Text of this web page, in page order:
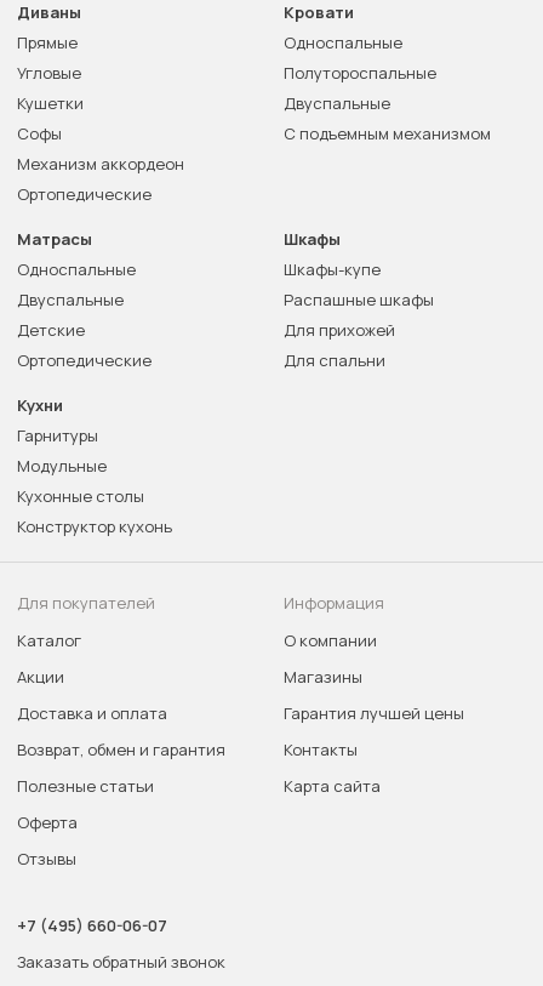
Диваны
Прямые
Угловые
Кушетки
Софы
Механизм аккордеон
Ортопедические
Кровати
Односпальные
Полутороспальные
Двуспальные
С подъемным механизмом
Матрасы
Односпальные
Двуспальные
Детские
Ортопедические
Шкафы
Шкафы-купе
Распашные шкафы
Для прихожей
Для спальни
Кухни
Гарнитуры
Модульные
Кухонные столы
Конструктор кухонь
Для покупателей
Каталог
Акции
Доставка и оплата
Возврат, обмен и гарантия
Полезные статьи
Оферта
Отзывы
Информация
О компании
Магазины
Гарантия лучшей цены
Контакты
Карта сайта
+7 (495) 660-06-07
Заказать обратный звонок